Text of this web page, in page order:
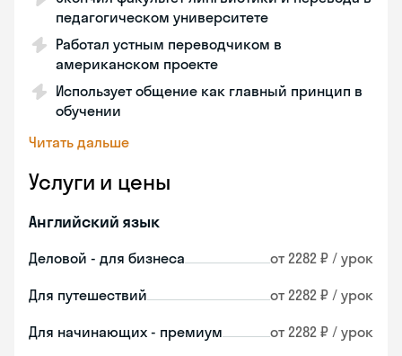
педагогическом университете
Работал устным переводчиком в
американском проекте
Использует общение как главный принцип в
обучении
Читать дальше
Услуги и цены
Английский язык
Деловой - для бизнеса от 2282 ₽ / урок
Для путешествий от 2282 ₽ / урок
Для начинающих - премиум от 2282 ₽ / урок